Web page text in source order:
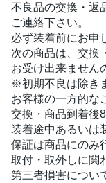
不良品の交換・返
ご連絡下さい。
必ず装着前にお申
次の商品は、交換
お受け出来ません
※初期不良は除き
お客様の一方的な
交換・商品到着後
装着途中あるいは
保証は商品にのみ
取付・取外しに関
第三者損害につい